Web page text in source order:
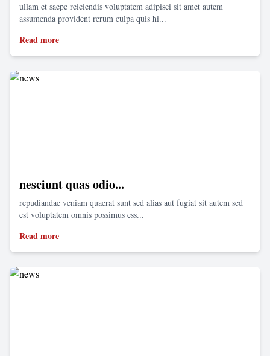
ullam et saepe reiciendis voluptatem adipisci sit amet autem
assumenda provident rerum culpa quis hi...
Read more
nesciunt quas odio...
repudiandae veniam quaerat sunt sed alias aut fugiat sit autem sed
est voluptatem omnis possimus ess...
Read more